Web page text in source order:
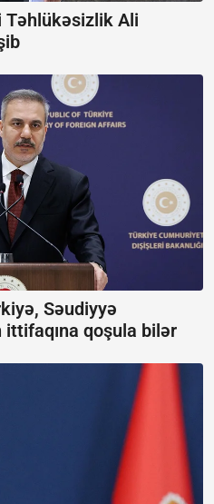
Təhlükəsizlik Ali
Səudiyyə
qoşula bilər